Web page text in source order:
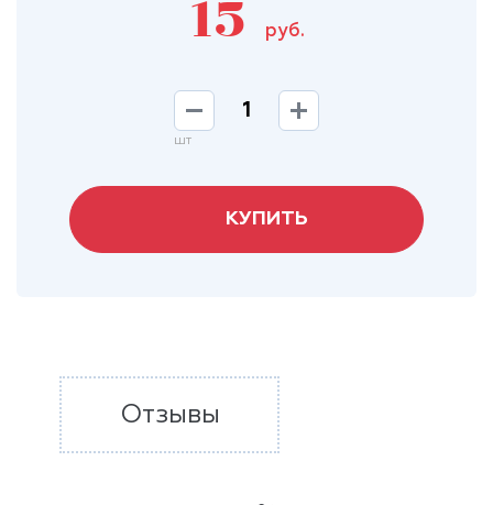
15 руб.
шт
КУПИТЬ
Отзывы